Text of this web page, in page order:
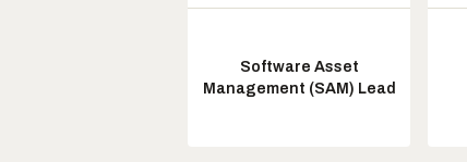
Software Asset
Management (SAM) Lead